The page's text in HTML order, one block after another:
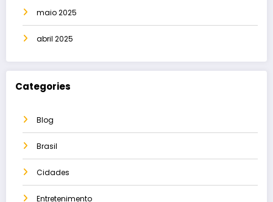
maio 2025
abril 2025
Categories
Blog
Brasil
Cidades
Entretenimento